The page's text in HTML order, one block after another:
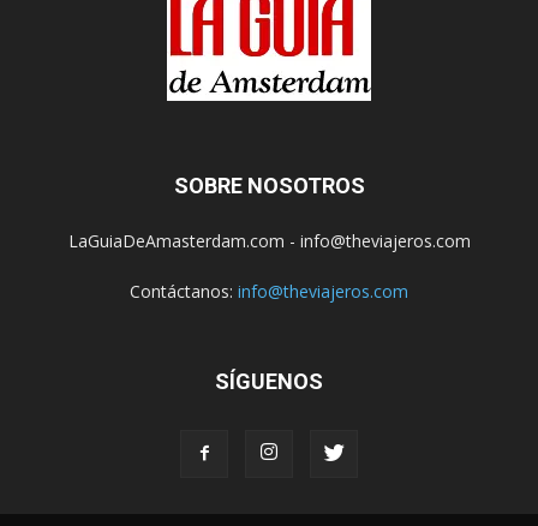
SOBRE NOSOTROS
LaGuiaDeAmasterdam.com - info@theviajeros.com
Contáctanos: info@theviajeros.com
SÍGUENOS